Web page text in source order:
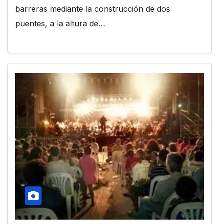
barreras mediante la construcción de dos
puentes, a la altura de…